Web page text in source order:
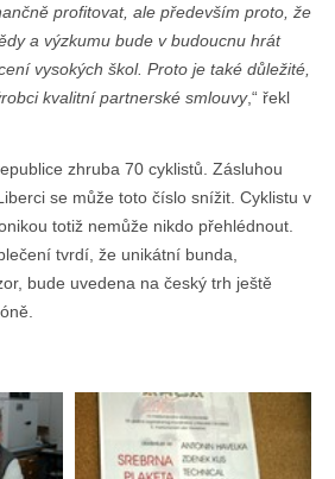
profitovat, ale především proto, že
a výzkumu bude v budoucnu hrát
vysokých škol. Proto je také důležité,
kvalitní partnerské smlouvy,“ řekl
zhruba 70 cyklistů. Zásluhou
se může toto číslo snížit. Cyklistu v
totiž nemůže nikdo přehlédnout.
tvrdí, že unikátní bunda,
bude uvedena na český trh ještě